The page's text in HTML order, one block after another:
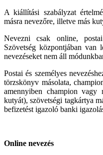
A kiállítási szabályzat
másra nevezőre, illetve más
Nevezni csak online,
Szövetség központjában van
nevezéseket nem áll
Postai és személyes
törzskönyv másolata,
amennyiben champion
kutyát), szövetségi tagkártya
befizetést igazoló banki
Online nevezés